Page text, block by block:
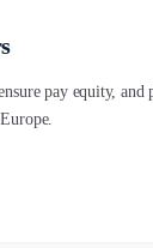
pay equity, and